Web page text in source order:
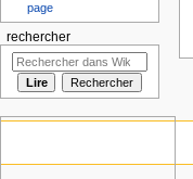
page
rechercher